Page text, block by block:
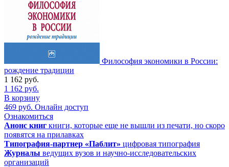
Философия экономики в России:
рождение традиции
1 162 руб.
1 162 руб.
В корзину
469 руб. Онлайн доступ
Ознакомиться
Анонс книг книги, которые еще не вышли из печати, но скоро
появятся на прилавках
Типография-партнер «Паблит» цифровая типография
Журналы ведущих вузов и научно-исследовательских
организаций